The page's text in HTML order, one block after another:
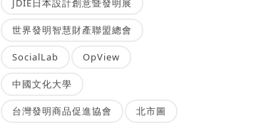
JDIE日本設計創意暨發明展
世界發明智慧財產聯盟總會
SocialLab OpView
中國文化大學
台灣發明商品促進協會 北市圖